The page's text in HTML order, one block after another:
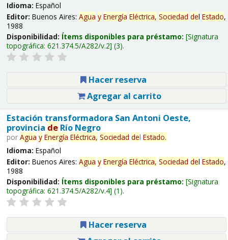
Idioma: Español
Editor: Buenos Aires: Agua y Energía Eléctrica, Sociedad del Estado,
1988
Disponibilidad: Ítems disponibles para préstamo: Signatura
topográfica: 621.374.5/A282/v.2 (3).
Hacer reserva
Agregar al carrito
Estación transformadora San Antoni Oeste,
provincia deRío Negro
por Agua y Energía Eléctrica, Sociedad del Estado.
Idioma: Español
Editor: Buenos Aires: Agua y Energía Eléctrica, Sociedad del Estado,
1988
Disponibilidad: Ítems disponibles para préstamo: Signatura
topográfica: 621.374.5/A282/v.4 (1).
Hacer reserva